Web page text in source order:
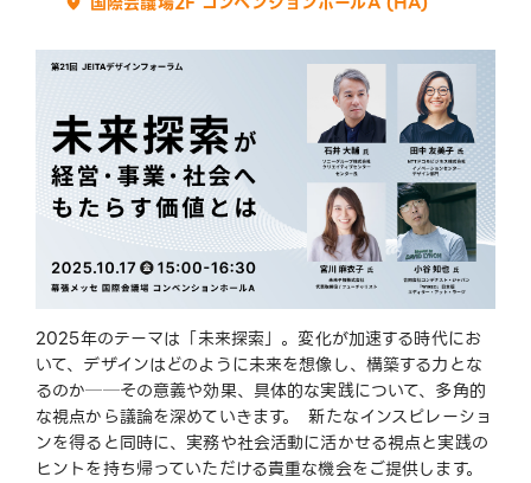
2025年のテーマは「未来探索」。変化が加速する時代にお
いて、デザインはどのように未来を想像し、構築する力とな
るのか──その意義や効果、具体的な実践について、多角的
な視点から議論を深めていきます。 新たなインスピレーショ
ンを得ると同時に、実務や社会活動に活かせる視点と実践の
ヒントを持ち帰っていただける貴重な機会をご提供します。